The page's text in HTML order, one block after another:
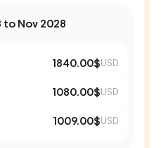
to Nov 2028
1840.00$USD
1080.00$USD
1009.00$USD